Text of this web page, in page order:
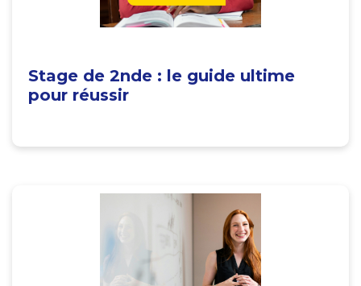
Stage de 2nde : le guide ultime
pour réussir